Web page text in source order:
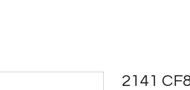
2141